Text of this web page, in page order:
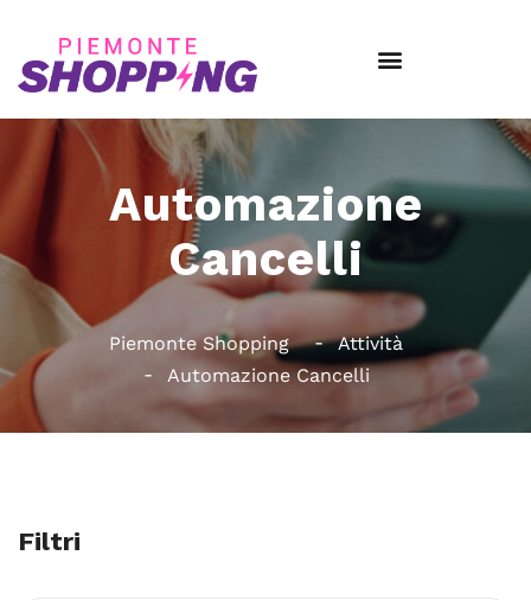
Automazione
Cancelli
Piemonte Shopping
Attività
Automazione Cancelli
Filtri